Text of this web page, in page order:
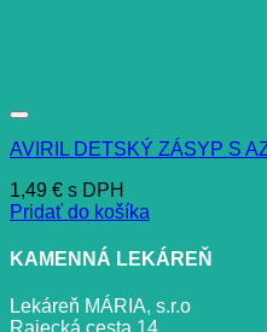
AVIRIL DETSKÝ ZÁSYP S
1,49 € s DPH
Pridať do košíka
KAMENNÁ LEKÁREŇ
Lekáreň MÁRIA, s.r.o